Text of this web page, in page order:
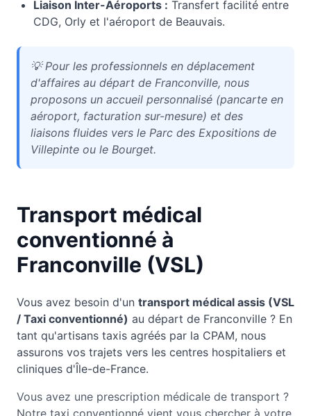
Liaison Inter-Aéroports : Transfert facilité entre
CDG, Orly et l'aéroport de Beauvais.
💡Pour les professionnels en déplacement
d'affaires au départ de Franconville, nous
proposons un accueil personnalisé (pancarte en
aéroport, facturation sur-mesure) et des
liaisons fluides vers le Parc des Expositions de
Villepinte ou le Bourget.
Transport médical
conventionné à
Franconville (VSL)
Vous avez besoin d'un transport médical assis (VSL
/ Taxi conventionné) au départ de Franconville ? En
tant qu'artisans taxis agréés par la CPAM, nous
assurons vos trajets vers les centres hospitaliers et
cliniques d'Île-de-France.
Vous avez une prescription médicale de transport ?
Notre taxi conventionné vient vous chercher à votre